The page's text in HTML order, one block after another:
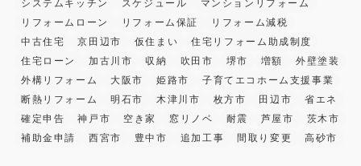
システムキッチン
スケジュール
マンションリフォーム
リフォームローン
リフォーム保証
リフォーム減税
中古住宅
京田辺市 仮住まい
住宅リフォーム助成制度
住宅ローン
加古川市 収納 吹田市 堺市 増額
外壁塗装
外構リフォーム
大阪市 姫路市
子育てエコホーム支援事業
断熱リフォーム
明石市 木津川市 枚方市 田辺市
省エネ
確定申告
神戸市 空き家 窓リノベ 耐震 芦屋市
茨木市
補助金申請
西宮市 豊中市 追加工事 間取り変更 高砂市